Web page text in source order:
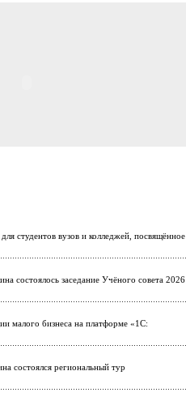
студентов вузов и колледжей, посвящённое
состоялось заседание Учёного совета 2026
малого бизнеса на платформе «1С:
состоялся региональный тур